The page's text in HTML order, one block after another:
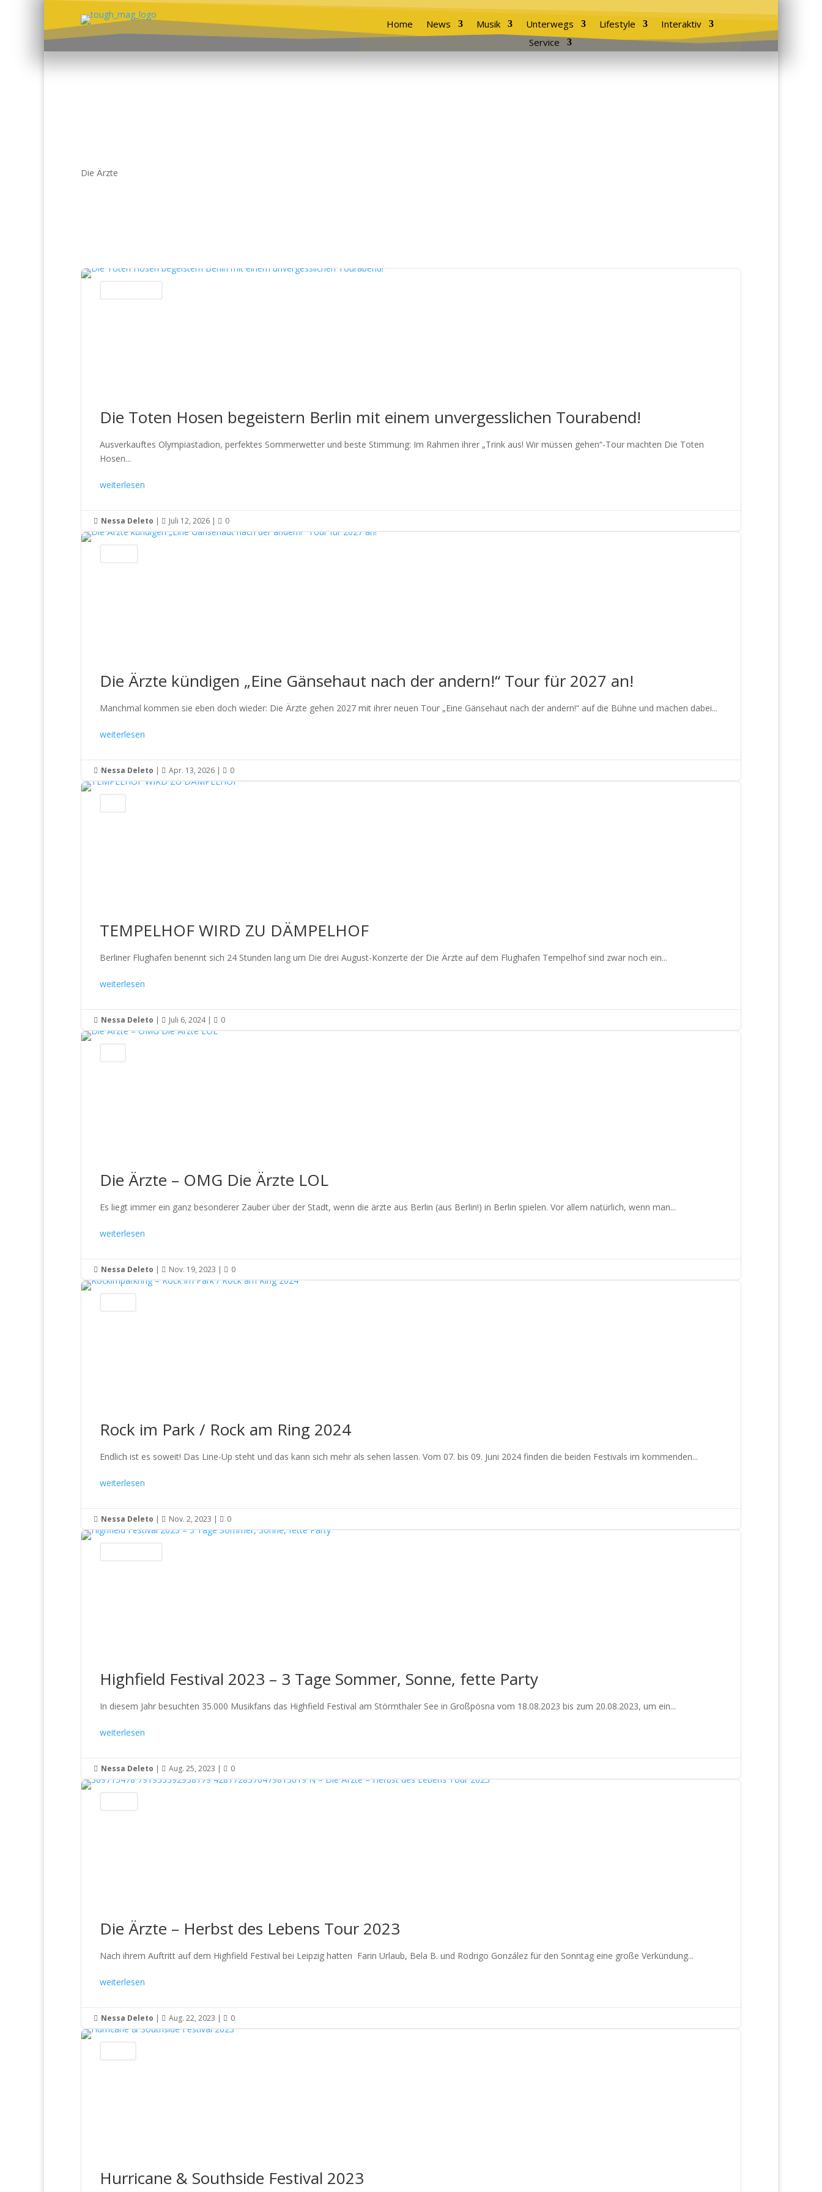
Home News Musik Unterwegs Lifestyle
Interaktiv
Service
Die Ärzte
Die Toten Hosen begeistern Berlin mit einem unvergesslichen Tourabend!
Ausverkauftes Olympiastadion, perfektes Sommerwetter und beste Stimmung: Im Rahmen ihrer „Trink aus! Wir müssen gehen“-Tour machten Die Toten
Hosen...
weiterlesen
 Nessa Deleto |  Juli 12, 2026 |  0
Die Ärzte kündigen „Eine Gänsehaut nach der andern!“ Tour für 2027 an!
Manchmal kommen sie eben doch wieder: Die Ärzte gehen 2027 mit ihrer neuen Tour „Eine Gänsehaut nach der andern!“ auf die Bühne und machen dabei...
weiterlesen
 Nessa Deleto |  Apr. 13, 2026 |  0
TEMPELHOF WIRD ZU DÄMPELHOF
Berliner Flughafen benennt sich 24 Stunden lang um Die drei August-Konzerte der Die Ärzte auf dem Flughafen Tempelhof sind zwar noch ein...
weiterlesen
 Nessa Deleto |  Juli 6, 2024|  0
Die Ärzte – OMG Die Ärzte LOL
Es liegt immer ein ganz besonderer Zauber über der Stadt, wenn die ärzte aus Berlin (aus Berlin!) in Berlin spielen. Vor allem natürlich, wenn man...
weiterlesen
 Nessa Deleto |  Nov. 19, 2023 |  0
Rock im Park / Rock am Ring 2024
Endlich ist es soweit! Das Line-Up steht und das kann sich mehr als sehen lassen. Vom 07. bis 09. Juni 2024 finden die beiden Festivals im kommenden...
weiterlesen
 Nessa Deleto |  Nov. 2, 2023 |  0
Highfield Festival 2023 – 3 Tage Sommer, Sonne, fette Party
In diesem Jahr besuchten 35.000 Musikfans das Highfield Festival am Störmthaler See in Großpösna vom 18.08.2023 bis zum 20.08.2023, um ein...
weiterlesen
 Nessa Deleto |  Aug. 25, 2023 |  0
Die Ärzte – Herbst des Lebens Tour 2023
Nach ihrem Auftritt auf dem Highfield Festival bei Leipzig hatten Farin Urlaub, Bela B. und Rodrigo González für den Sonntag eine große Verkündung...
weiterlesen
 Nessa Deleto |  Aug. 22, 2023 |  0
Hurricane & Southside Festival 2023